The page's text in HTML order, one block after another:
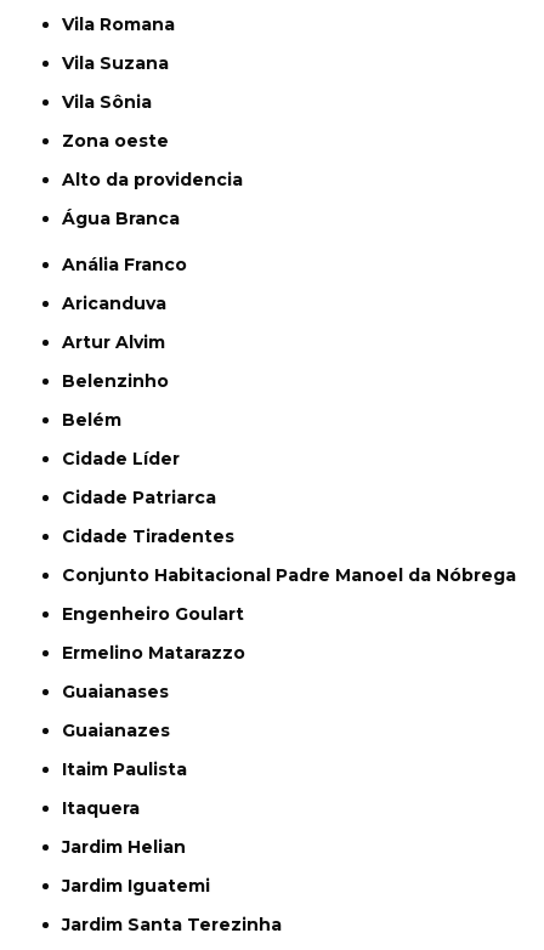
Vila Romana
Vila Suzana
Vila Sônia
Zona oeste
alto da providencia
Água Branca
Anália Franco
Aricanduva
Artur Alvim
Belenzinho
Belém
Cidade Líder
Cidade Patriarca
Cidade Tiradentes
Conjunto Habitacional Padre Manoel da Nóbrega
Engenheiro Goulart
Ermelino Matarazzo
Guaianases
Guaianazes
Itaim Paulista
Itaquera
Jardim Helian
Jardim Iguatemi
Jardim Santa Terezinha